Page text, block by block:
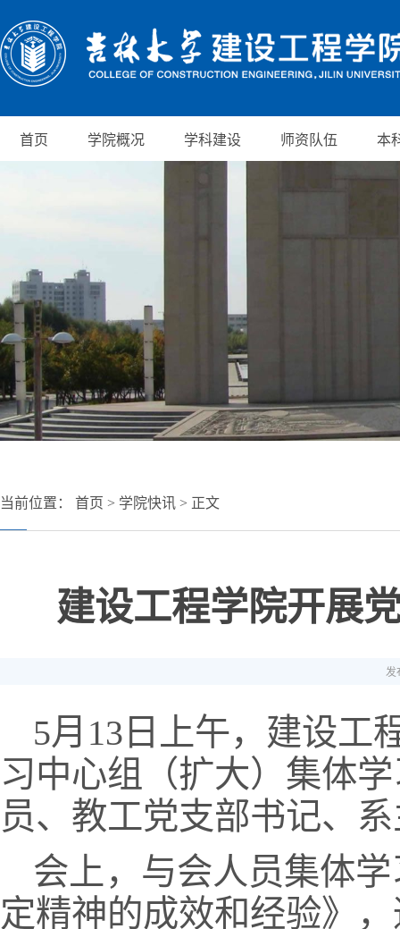
首页 学院概况 学科建设 师资队伍 本
当前位置： 首页 > 学院快讯 > 正文
建设工程学院开展
发
5月13日上午，建设工
习中心组（扩大）集体
员、教工党支部书记、
会上，与会人员集体
定精神的成效和经验》